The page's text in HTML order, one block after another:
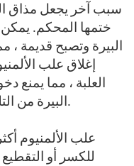
سبب آخر يجعل مذاق
ختمها المحكم.
البيرة وتصبح قديمة ،
إغلاق علب
العلبة ، مما يمنع
البيرة من التلوث ويحافظ على جودتها ومذاقها.
علب الألمنيوم
للكسر أو